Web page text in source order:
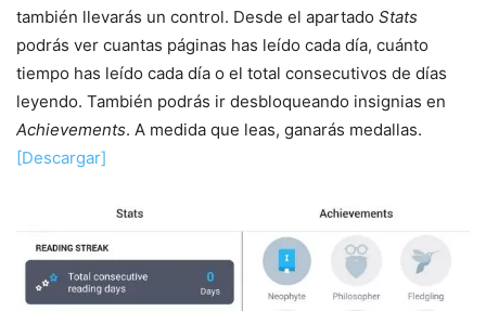
también llevarás un control. Desde el apartado Stats
podrás ver cuantas páginas has leído cada día, cuánto
tiempo has leído cada día o el total consecutivos de días
leyendo. También podrás ir desbloqueando insignias en
Achievements. A medida que leas, ganarás medallas.
[Descargar]